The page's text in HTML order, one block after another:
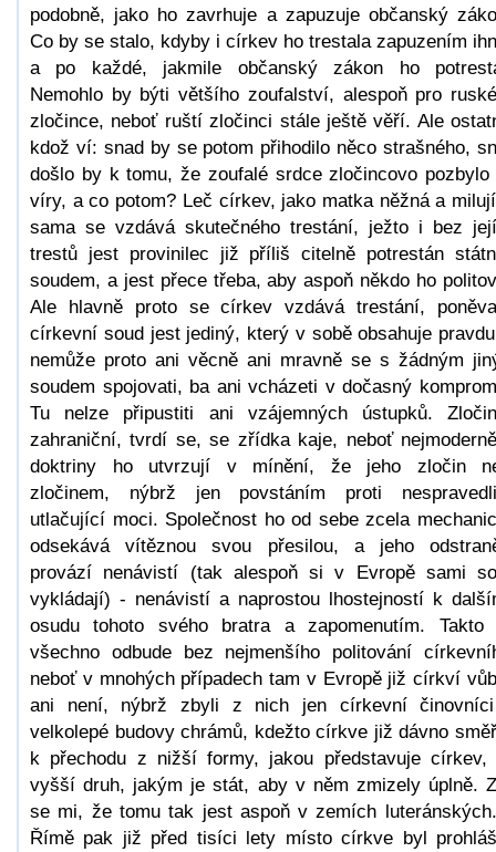
podobně, jako ho zavrhuje a zapuzuje občanský
Co by se stalo, kdyby i církev ho trestala zapuzením
a po každé, jakmile občanský zákon ho
Nemohlo by býti většího zoufalství, alespoň pro
zločince, neboť ruští zločinci stále ještě věří. Ale
kdož ví: snad by se potom přihodilo něco strašného,
došlo by k tomu, že zoufalé srdce zločincovo pozbylo
víry, a co potom? Leč církev, jako matka něžná a
sama se vzdává skutečného trestání, ježto i bez
trestů jest provinilec již příliš citelně potrestán
soudem, a jest přece třeba, aby aspoň někdo ho
Ale hlavně proto se církev vzdává trestání,
církevní soud jest jediný, který v sobě obsahuje
nemůže proto ani věcně ani mravně se s žádným
soudem spojovati, ba ani vcházeti v dočasný
Tu nelze připustiti ani vzájemných ústupků.
zahraniční, tvrdí se, se zřídka kaje, neboť
doktriny ho utvrzují v mínění, že jeho zločin
zločinem, nýbrž jen povstáním proti
utlačující moci. Společnost ho od sebe zcela
odsekává vítěznou svou přesilou, a jeho
provází nenávistí (tak alespoň si v Evropě sami
vykládají) - nenávistí a naprostou lhostejností k
osudu tohoto svého bratra a zapomenutím. Takto
všechno odbude bez nejmenšího politování
neboť v mnohých případech tam v Evropě již církví
ani není, nýbrž zbyli z nich jen církevní
velkolepé budovy chrámů, kdežto církve již dávno
k přechodu z nižší formy, jakou představuje církev,
vyšší druh, jakým je stát, aby v něm zmizely úplně.
se mi, že tomu tak jest aspoň v zemích
Římě pak již před tisíci lety místo církve byl